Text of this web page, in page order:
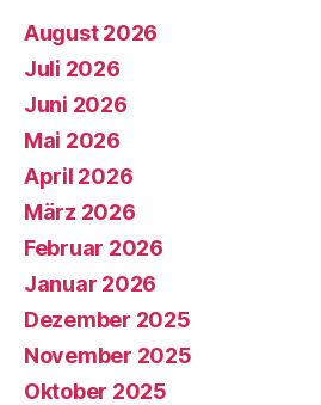
August 2026
Juli 2026
Juni 2026
Mai 2026
April 2026
März 2026
Februar 2026
Januar 2026
Dezember 2025
November 2025
Oktober 2025